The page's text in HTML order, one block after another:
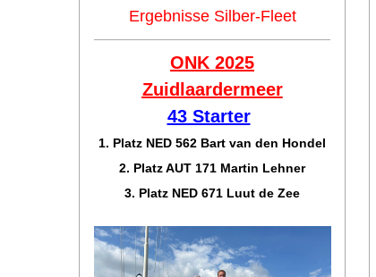
Ergebnisse Silber-Fleet
ONK 2025
Zuidlaardermeer
43 Starter
1. Platz NED 562 Bart van den Hondel
2. Platz AUT 171 Martin Lehner
3. Platz NED 671 Luut de Zee